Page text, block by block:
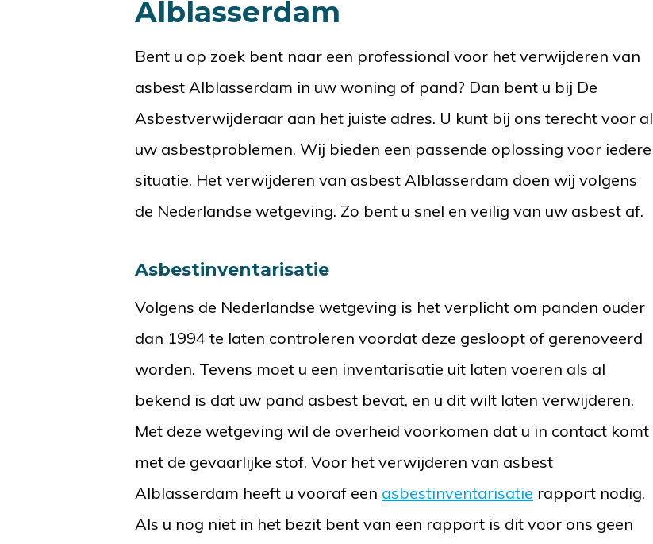
Alblasserdam
Bent u op zoek bent naar een professional voor het verwijderen van
asbest Alblasserdam in uw woning of pand? Dan bent u bij De
Asbestverwijderaar aan het juiste adres. U kunt bij ons terecht voor al
uw asbestproblemen. Wij bieden een passende oplossing voor iedere
situatie. Het verwijderen van asbest Alblasserdam doen wij volgens
de Nederlandse wetgeving. Zo bent u snel en veilig van uw asbest af.
Asbestinventarisatie
Volgens de Nederlandse wetgeving is het verplicht om panden ouder
dan 1994 te laten controleren voordat deze gesloopt of gerenoveerd
worden. Tevens moet u een inventarisatie uit laten voeren als al
bekend is dat uw pand asbest bevat, en u dit wilt laten verwijderen.
Met deze wetgeving wil de overheid voorkomen dat u in contact komt
met de gevaarlijke stof. Voor het verwijderen van asbest
Alblasserdam heeft u vooraf een asbestinventarisatie rapport nodig.
Als u nog niet in het bezit bent van een rapport is dit voor ons geen